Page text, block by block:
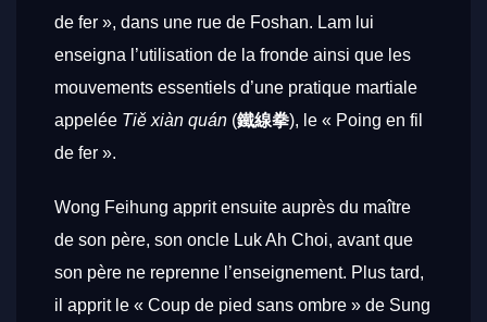
de fer », dans une rue de Foshan. Lam lui
enseigna l’utilisation de la fronde ainsi que les
mouvements essentiels d’une pratique martiale
appelée Tiě xiàn quán (鐵線拳), le « Poing en fil
de fer ».
Wong Feihung apprit ensuite auprès du maître
de son père, son oncle Luk Ah Choi, avant que
son père ne reprenne l’enseignement. Plus tard,
il apprit le « Coup de pied sans ombre » de Sung